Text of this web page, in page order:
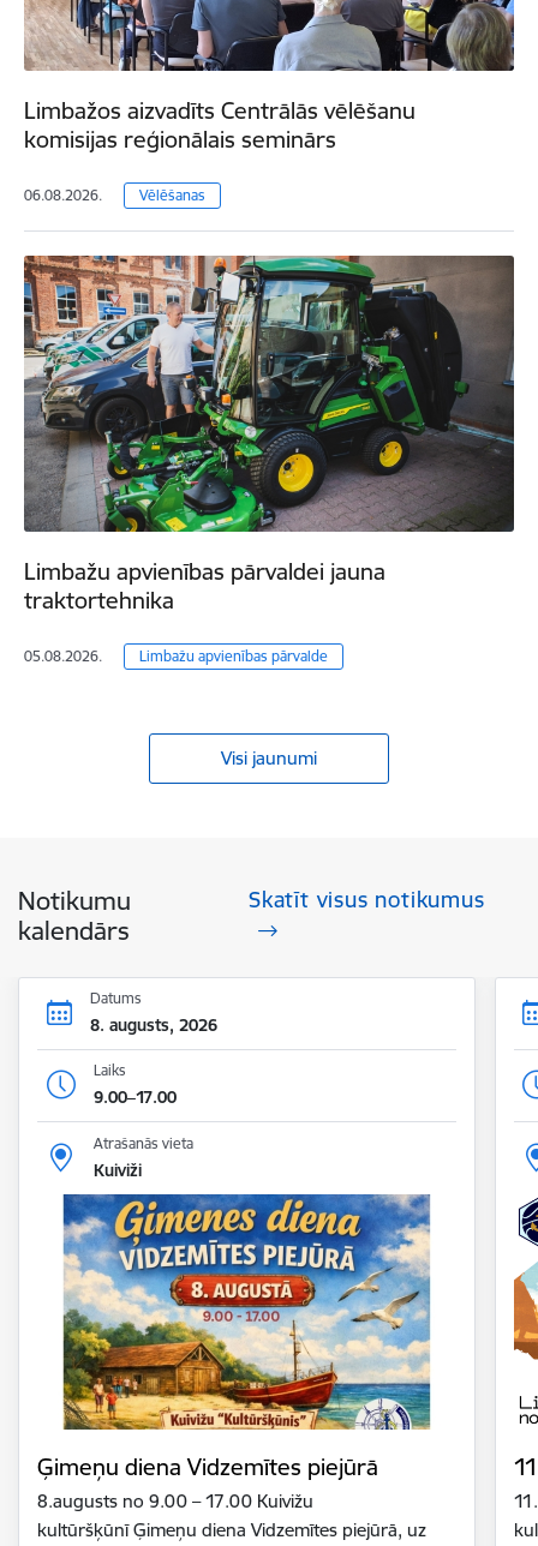
Limbažos aizvadīts Centrālās vēlēšanu
komisijas reģionālais seminārs
06.08.2026. Vēlēšanas
Limbažu apvienības pārvaldei jauna
traktortehnika
05.08.2026. Limbažu apvienības pārvalde
Visi jaunumi
Notikumu
kalendārs
Skatīt visus notikumus
Datums
8. augusts, 2026
Laiks
9.00–17.00
Atrašanās vieta
Kuiviži
Ģimeņu diena Vidzemītes piejūrā
8.augusts no 9.00 – 17.00 Kuivižu
kultūršķūnī Ģimeņu diena Vidzemītes piejūrā, uz